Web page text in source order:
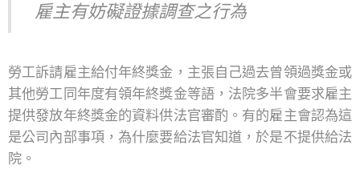
雇主有妨礙證據調查之行為
勞工訴請雇主給付年終獎金，主張自己過去曾領過獎金或
其他勞工同年度有領年終獎金等語，法院多半會要求雇主
提供發放年終獎金的資料供法官審酌。有的雇主會認為這
是公司內部事項，為什麼要給法官知道，於是不提供給法
院。